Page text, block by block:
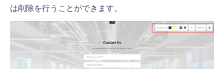
は削除を行うことができます。